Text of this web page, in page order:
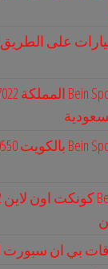
على الطريق
بي ان سبورت